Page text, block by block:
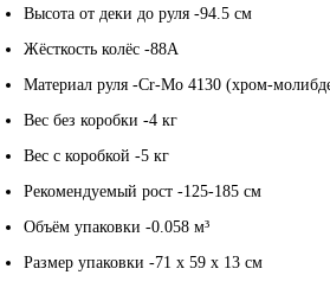
Высота от деки до руля -94.5 см
Жёсткость колёс -88A
Материал руля -Cr-Mo 4130 (хром-
Вес без коробки -4 кг
Вес с коробкой -5 кг
Рекомендуемый рост -125-185 см
Объём упаковки -0.058 м³
Размер упаковки -71 х 59 х 13 см